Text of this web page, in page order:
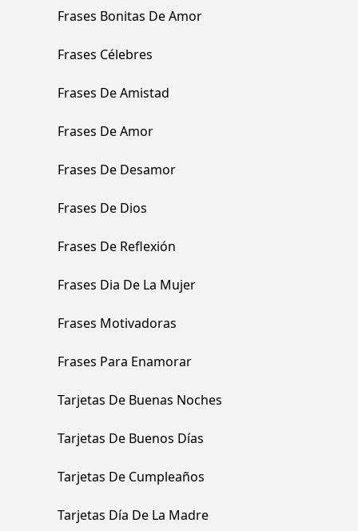
Frases Bonitas De Amor
Frases Célebres
Frases De Amistad
Frases De Amor
Frases De Desamor
Frases De Dios
Frases De Reflexión
Frases Dia De La Mujer
Frases Motivadoras
Frases Para Enamorar
Tarjetas De Buenas Noches
Tarjetas De Buenos Días
Tarjetas De Cumpleaños
Tarjetas Día De La Madre